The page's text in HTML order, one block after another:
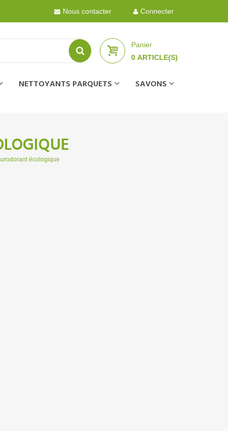
Nous contacter Connecter
Panier
0 ARTICLE(S)
NETTOYANTS PARQUETS
SAVONS
écologique